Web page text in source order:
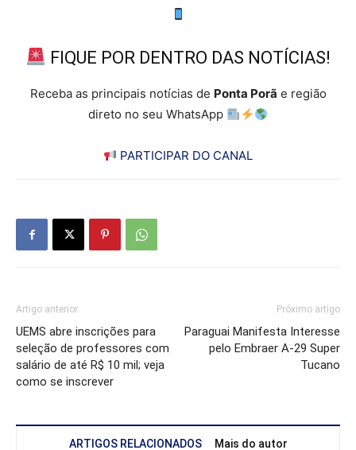
FIQUE POR DENTRO DAS NOTÍCIAS!
Receba as principais notícias de Ponta Porã e região
direto no seu WhatsApp
PARTICIPAR DO CANAL
Artigo anterior
UEMS abre inscrições para
seleção de professores com
salário de até R$ 10 mil; veja
como se inscrever
Próximo artigo
Paraguai Manifesta Interesse
pelo Embraer A-29 Super
Tucano
ARTIGOS RELACIONADOS Mais do autor